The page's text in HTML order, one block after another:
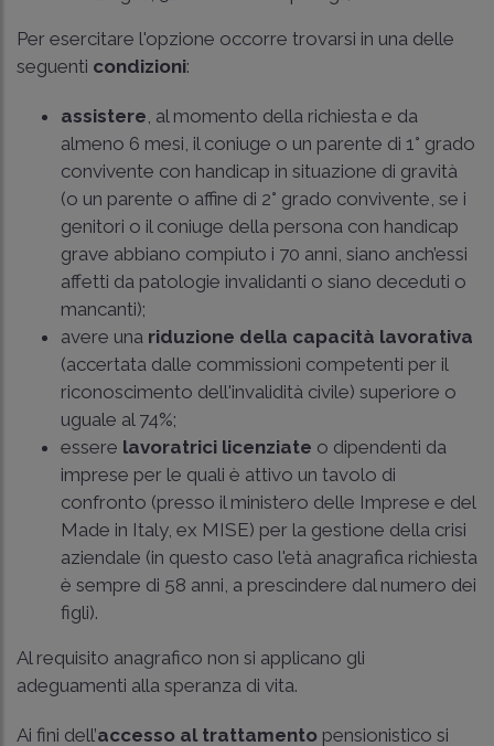
Per esercitare l'opzione occorre trovarsi in una delle
seguenti condizioni:
assistere, al momento della richiesta e da
almeno 6 mesi, il coniuge o un parente di 1° grado
convivente con handicap in situazione di gravità
(o un parente o affine di 2° grado convivente, se i
genitori o il coniuge della persona con handicap
grave abbiano compiuto i 70 anni, siano anch’essi
affetti da patologie invalidanti o siano deceduti o
mancanti);
avere una riduzione della capacità lavorativa
(accertata dalle commissioni competenti per il
riconoscimento dell'invalidità civile) superiore o
uguale al 74%;
essere lavoratrici licenziate o dipendenti da
imprese per le quali è attivo un tavolo di
confronto (presso il ministero delle Imprese e del
Made in Italy, ex MISE) per la gestione della crisi
aziendale (in questo caso l'età anagrafica richiesta
è sempre di 58 anni, a prescindere dal numero dei
figli).
Al requisito anagrafico non si applicano gli
adeguamenti alla speranza di vita.
Ai fini dell’accesso al trattamento pensionistico si